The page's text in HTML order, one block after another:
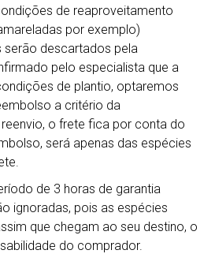
de reaproveitamento
por exemplo)
serão descartados pela
pelo especialista que a
de plantio, optaremos
a critério da
o frete fica por conta do
será apenas das espécies
de 3 horas de garantia
ignoradas, pois as espécies
que chegam ao seu destino, o
do comprador.